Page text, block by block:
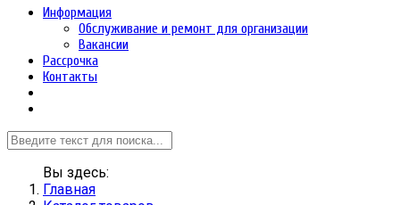
Информация
Обслуживание и ремонт для организации
Вакансии
Рассрочка
Контакты
Вы здесь:
Главная